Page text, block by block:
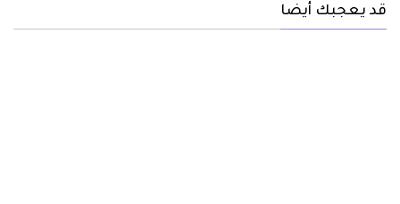
قد يعجبك أيضا